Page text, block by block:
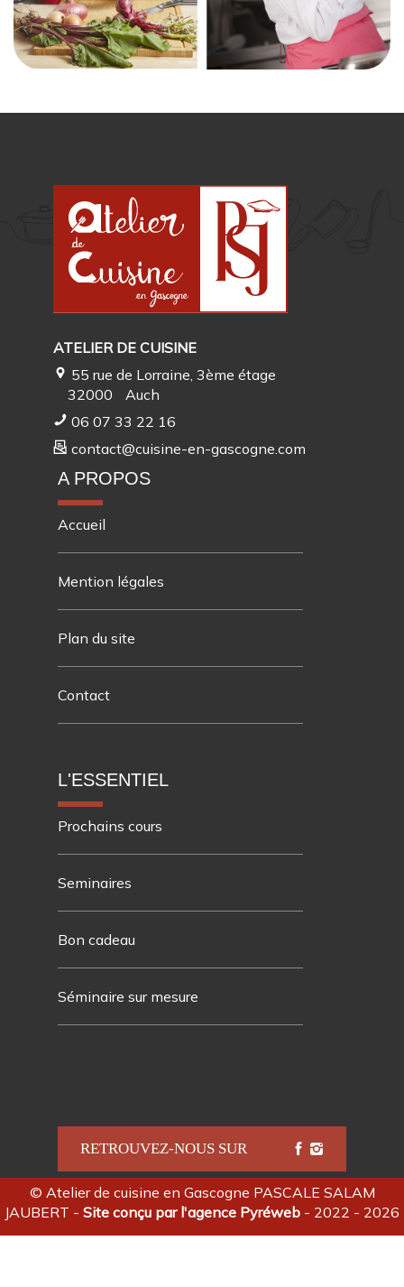
ATELIER DE CUISINE
55 rue de Lorraine, 3ème étage
32000
Auch
06 07 33 22 16
contact@cuisine-en-gascogne.com
A PROPOS
Accueil
Mention légales
Plan du site
Contact
L'ESSENTIEL
Prochains cours
Seminaires
Bon cadeau
Séminaire sur mesure
RETROUVEZ-NOUS SUR
© Atelier de cuisine en Gascogne PASCALE SALAM
JAUBERT - Site conçu par l'agence Pyréweb - 2022 - 2026